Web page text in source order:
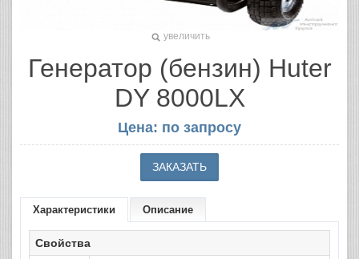
увеличить
Генератор (бензин) Huter
DY 8000LX
Цена: по запросу
Характеристики Описание
Свойства